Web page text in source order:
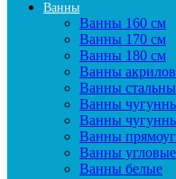
Ванны
Ванны 160 см
Ванны 170 см
Ванны 180 см
Ванны
Ванны
Ванны
Ванны
Ванны
Ванны угловые
Ванны белые